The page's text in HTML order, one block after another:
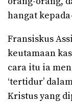
hangat kepada-
Fransiskus
keutamaan
cara itu ia
‘tertidur’
Kristus yang